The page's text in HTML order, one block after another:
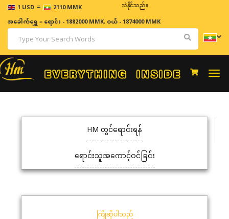
1 USD = 2110 MMK
ဈေးနှုန်းများသည် အချိန်နှင့် အမျှပြောင်းလဲနိုင်သည်။
အခေါက်ရွှေ=ရောင်း - 1882000 MMK, ဝယ် - 1874000 MMK
HM တွင်ရောင်းရန်
ရောင်းသူအကောင့်ဝင်ခြင်း
ကြိုဆိုပါသည်